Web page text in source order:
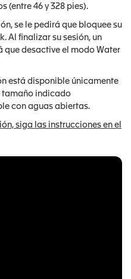
(entre 46 y 328 pies).
se le pedirá que bloquee su
Al finalizar su sesión, un
que desactive el modo Water
está disponible únicamente
tamaño indicado
con aguas abiertas.
siga las instrucciones en el